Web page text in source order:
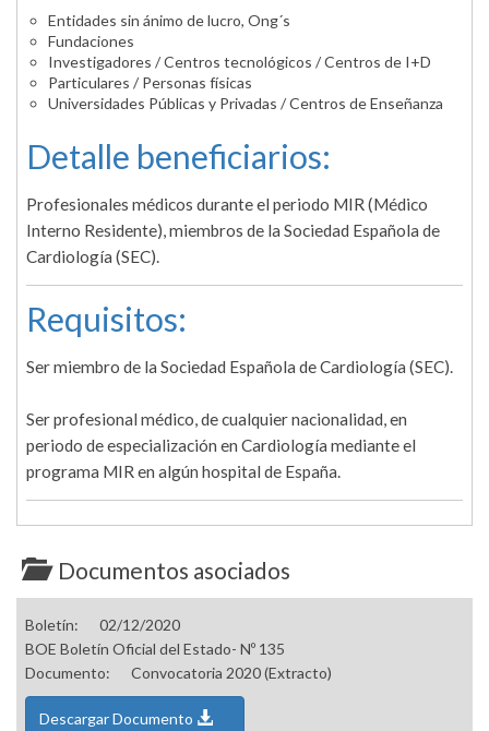
Entidades sin ánimo de lucro, Ong´s
Fundaciones
Investigadores / Centros tecnológicos / Centros de I+D
Particulares / Personas físicas
Universidades Públicas y Privadas / Centros de Enseñanza
Detalle beneficiarios:
Profesionales médicos durante el periodo MIR (Médico
Interno Residente), miembros de la Sociedad Española de
Cardiología (SEC).
Requisitos:
Ser miembro de la Sociedad Española de Cardiología (SEC).
Ser profesional médico, de cualquier nacionalidad, en
periodo de especialización en Cardiología mediante el
programa MIR en algún hospital de España.
Documentos asociados
Boletín:
02/12/2020
BOE Boletín Oficial del Estado- Nº 135
Documento:
Convocatoria 2020 (Extracto)
Descargar Documento